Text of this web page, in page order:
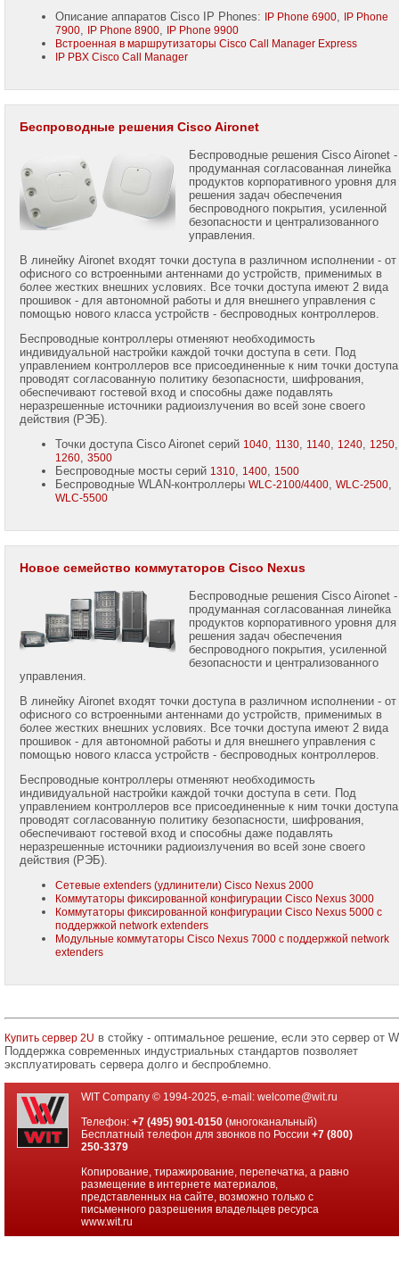
Описание аппаратов Cisco IP Phones:
IP Phone 6900,
IP Phone
7900, IP Phone 8900,
IP Phone 9900
Встроенная в маршрутизаторы Cisco Call Manager Express
IP PBX Cisco Call Manager
Беспроводные решения Cisco Aironet
Беспроводные решения Cisco Aironet -
продуманная согласованная линейка
продуктов корпоративного уровня для
решения задач обеспечения
беспроводного покрытия, усиленной
безопасности и централизованного
управления.
В линейку Aironet входят точки доступа в различном исполнении - от
офисного со встроенными антеннами до устройств, применимых в
более жестких внешних условиях. Все точки доступа имеют 2 вида
прошивок - для автономной работы и для внешнего управления с
помощью нового класса устройств - беспроводных контроллеров.
Беспроводные контроллеры отменяют необходимость
индивидуальной настройки каждой точки доступа в сети. Под
управлением контроллеров все присоединенные к ним точки доступа
проводят согласованную политику безопасности, шифрования,
обеспечивают гостевой вход и способны даже подавлять
неразрешенные источники радиоизлучения во всей зоне своего
действия (РЭБ).
Точки доступа Cisco Aironet серий 1040, 1130, 1140, 1240, 1250,
1260, 3500
Беспроводные мосты серий 1310, 1400, 1500
Беспроводные WLAN-контроллеры WLC-2100/4400, WLC-2500,
WLC-5500
Новое семейство коммутаторов Cisco Nexus
Беспроводные решения Cisco Aironet -
продуманная согласованная линейка
продуктов корпоративного уровня для
решения задач обеспечения
беспроводного покрытия, усиленной
безопасности и централизованного
управления.
В линейку Aironet входят точки доступа в различном исполнении - от
офисного со встроенными антеннами до устройств, применимых в
более жестких внешних условиях. Все точки доступа имеют 2 вида
прошивок - для автономной работы и для внешнего управления с
помощью нового класса устройств - беспроводных контроллеров.
Беспроводные контроллеры отменяют необходимость
индивидуальной настройки каждой точки доступа в сети. Под
управлением контроллеров все присоединенные к ним точки доступа
проводят согласованную политику безопасности, шифрования,
обеспечивают гостевой вход и способны даже подавлять
неразрешенные источники радиоизлучения во всей зоне своего
действия (РЭБ).
Сетевые extenders (удлинители) Cisco Nexus 2000
Коммутаторы фиксированной конфигурации Cisco Nexus 3000
Коммутаторы фиксированной конфигурации Cisco Nexus 5000 с
поддержкой network extenders
Модульные коммутаторы Cisco Nexus 7000 с поддержкой network
extenders
Купить сервер 2U в стойку - оптимальное решение, если это сервер от
Поддержка современных индустриальных стандартов позволяет
эксплуатировать сервера долго и беспроблемно.
WIT Company © 1994-2025, e-mail: welcome@wit.ru
Телефон:+7 (495) 901-0150 (многоканальный)
Бесплатный телефон для звонков по России+7 (800)
250-3379
Копирование, тиражирование, перепечатка, а равно
размещение в интернете материалов,
представленных на сайте, возможно только с
письменного разрешения владельцев ресурса
www.wit.ru